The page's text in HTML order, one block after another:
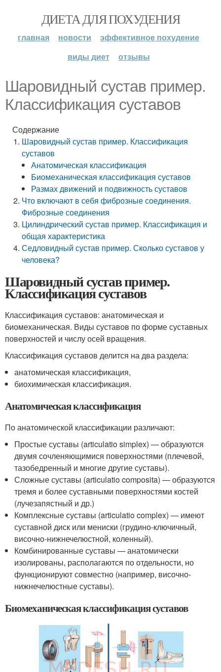
ДИЕТА ДЛЯ ПОХУДЕНИЯ
главная новости
эффективное похудение
виды диет
отзывы
Шаровидный сустав пример.
Классификация суставов
Содержание
Шаровидный сустав пример. Классификация
суставов
Анатомическая классификация
Биомеханическая классификация суставов
Размах движений и подвижность суставов
Что включают в себя фиброзные соединения.
Фиброзные соединения
Цилиндрический сустав пример. Классификация и
общая характеристика
Седловидный сустав пример. Сколько суставов у
человека?
Шаровидный сустав пример.
Классификация суставов
Классификация суставов: анатомическая и
биомеханическая. Виды суставов по форме суставных
поверхностей и числу осей вращения.
Классификация суставов делится на два раздела:
анатомическая классификация,
биохимическая классификация.
Анатомическая классификация
По анатомической классификации различают:
Простые суставы (articulatio simplex) — образуются
двумя сочленяющимися поверхностями (плечевой,
тазобедренный и многие другие суставы).
Сложные суставы (articulatio composita) — образуются
тремя и более суставными поверхностями костей
(лучезапястный и др.)
Комплексные суставы (articulatio complex) — имеют
суставной диск или мениски (грудино-ключичный,
височно-нижнечелюстной, коленный).
Комбинированные суставы — анатомически
изолированы, располагаются по отдельности, но
функционируют совместно (например, височно-
нижнечелюстные суставы).
Биомеханическая классификация суставов